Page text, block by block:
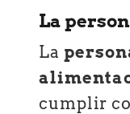
La
La
cumplir